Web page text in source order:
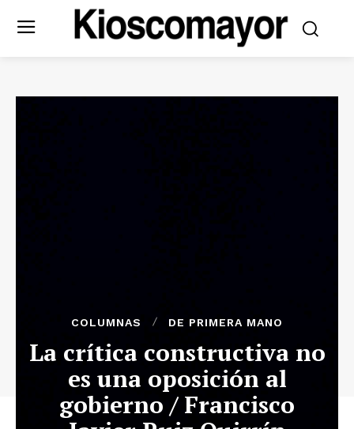
COLUMNAS DE PRIMERA MANO
La crítica constructiva no
es una oposición al
gobierno / Francisco